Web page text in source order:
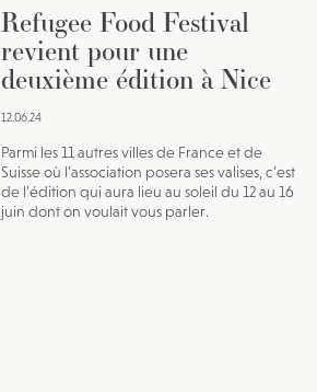
Refugee Food Festival
revient pour une
deuxième édition à Nice
12.06.24
Parmi les 11 autres villes de France et de
Suisse où l’association posera ses valises, c’est
de l’édition qui aura lieu au soleil du 12 au 16
juin dont on voulait vous parler.